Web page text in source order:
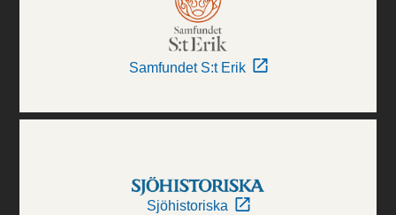
Samfundet S:t Erik
Sjöhistoriska